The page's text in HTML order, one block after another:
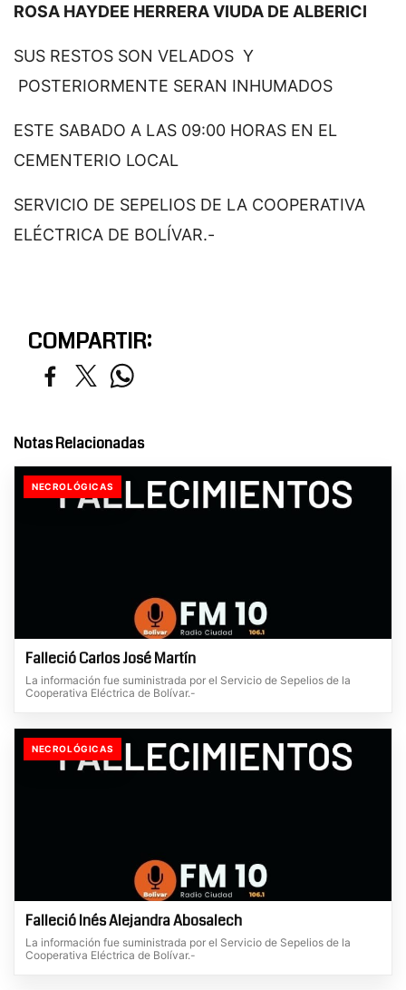
ROSA HAYDEE HERRERA VIUDA DE ALBERICI
SUS RESTOS SON VELADOS Y
POSTERIORMENTE SERAN INHUMADOS
ESTE SABADO A LAS 09:00 HORAS EN EL
CEMENTERIO LOCAL
SERVICIO DE SEPELIOS DE LA COOPERATIVA
ELÉCTRICA DE BOLÍVAR.-
COMPARTIR:
Notas Relacionadas
NECROLÓGICAS
Falleció Carlos José Martín
La información fue suministrada por el Servicio de Sepelios de la
Cooperativa Eléctrica de Bolívar.-
NECROLÓGICAS
Falleció Inés Alejandra Abosalech
La información fue suministrada por el Servicio de Sepelios de la
Cooperativa Eléctrica de Bolívar.-